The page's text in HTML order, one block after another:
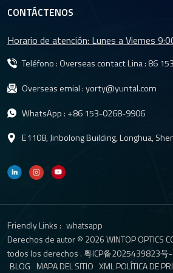
profundidad, como brazos robóticos y
lentes de visión estéreo para robots son
sincronizadas, lo que permite al sistema
precisión.Factores clave a la hora de elegir
determina cuán amplio o estrecho es el
visión.Distancias focales cortas (por
focal de 3,05 mm para robótica)
más amplioLos campos de visión más
detalle.En el caso de los brazos robóticos,
fundamental: suficiente cobertura para
preciso.2. Control de distorsiónLa
factores más ignorados en la visión
distorsión para visión artificial garantiza
permanezcan rectas y que las mediciones
especialmente importante
CONTÁCTENOS
Horario de atención: Lunes a Viernes
Teléfono : Overseas contact Lina : 86
Overseas emial :yorty@yuntal.com
WhatsApp : +86 153-0268-9906
E1108, Jinbolong Building, Longhua,
Friendly Links : whatsapp
Derechos de autor © 2026 WINTOP OPTICS
todos los derechos .粤ICP备2025439823号-
BLOG MAPA DEL SITIO XMLPOLÍTICA DE